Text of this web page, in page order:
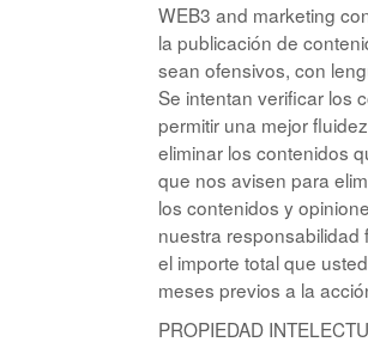
WEB3 and marketing
la publicación de
sean ofensivos, con
Se intentan verificar los
permitir una mejor
eliminar los contenidos
que nos avisen para
los contenidos y
nuestra responsabilidad
el importe total que
meses previos a la
PROPIEDAD